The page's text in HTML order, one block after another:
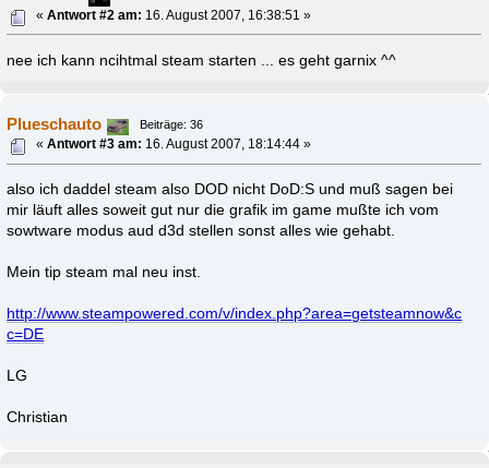
«Antwort #2 am: 16. August 2007, 16:38:51 »
nee ich kann ncihtmal steam starten ... es geht garnix ^^
Plueschauto
Beiträge: 36
«Antwort #3 am: 16. August 2007, 18:14:44 »
also ich daddel steam also DOD nicht DoD:S und muß sagen bei
mir läuft alles soweit gut nur die grafik im game mußte ich vom
sowtware modus aud d3d stellen sonst alles wie gehabt.
Mein tip steam mal neu inst.
http://www.steampowered.com/v/index.php?area=getsteamnow&c
c=DE
LG
Christian